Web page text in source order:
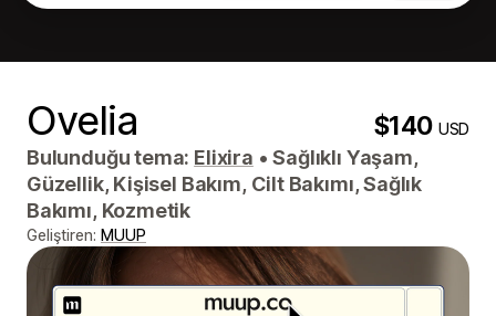
Ovelia $140USD
Bulunduğu tema: Elixira • Sağlıklı Yaşam,
Güzellik, Kişisel Bakım, Cilt Bakımı, Sağlık
Bakımı, Kozmetik
Geliştiren: MUUP